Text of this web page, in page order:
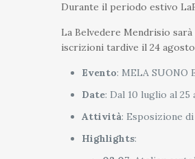
Durante il periodo estivo
La Belvedere Mendrisio
iscrizioni tardive il 24
Evento: MELA SUONO
Date: Dal 10 luglio al 25
Attività: Esposizione
Highlights: